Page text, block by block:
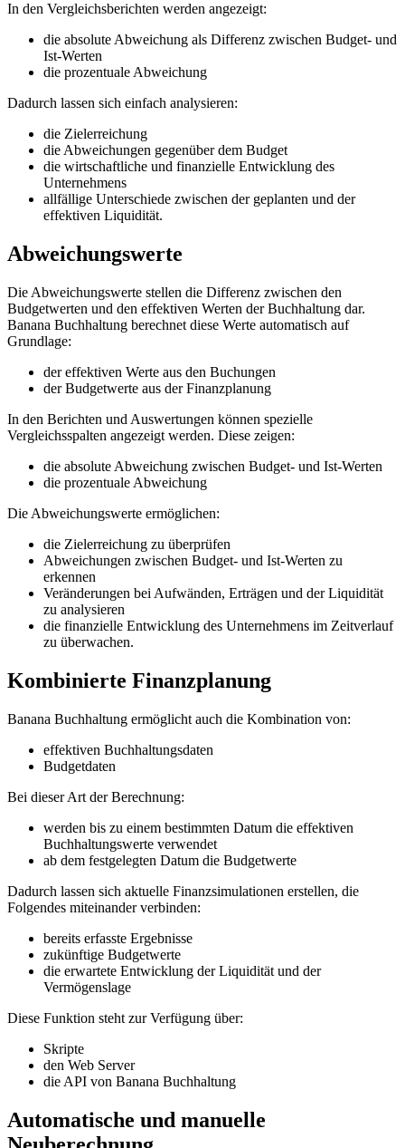
In den Vergleichsberichten werden angezeigt:
die absolute Abweichung als Differenz zwischen Budget- und
Ist-Werten
die prozentuale Abweichung
Dadurch lassen sich einfach analysieren:
die Zielerreichung
die Abweichungen gegenüber dem Budget
die wirtschaftliche und finanzielle Entwicklung des
Unternehmens
allfällige Unterschiede zwischen der geplanten und der
effektiven Liquidität.
Abweichungswerte
Die Abweichungswerte stellen die Differenz zwischen den
Budgetwerten und den effektiven Werten der Buchhaltung dar.
Banana Buchhaltung berechnet diese Werte automatisch auf
Grundlage:
der effektiven Werte aus den Buchungen
der Budgetwerte aus der Finanzplanung
In den Berichten und Auswertungen können spezielle
Vergleichsspalten angezeigt werden. Diese zeigen:
die absolute Abweichung zwischen Budget- und Ist-Werten
die prozentuale Abweichung
Die Abweichungswerte ermöglichen:
die Zielerreichung zu überprüfen
Abweichungen zwischen Budget- und Ist-Werten zu
erkennen
Veränderungen bei Aufwänden, Erträgen und der Liquidität
zu analysieren
die finanzielle Entwicklung des Unternehmens im Zeitverlauf
zu überwachen.
Kombinierte Finanzplanung
Banana Buchhaltung ermöglicht auch die Kombination von:
effektiven Buchhaltungsdaten
Budgetdaten
Bei dieser Art der Berechnung:
werden bis zu einem bestimmten Datum die effektiven
Buchhaltungswerte verwendet
ab dem festgelegten Datum die Budgetwerte
Dadurch lassen sich aktuelle Finanzsimulationen erstellen, die
Folgendes miteinander verbinden:
bereits erfasste Ergebnisse
zukünftige Budgetwerte
die erwartete Entwicklung der Liquidität und der
Vermögenslage
Diese Funktion steht zur Verfügung über:
Skripte
den Web Server
die API von Banana Buchhaltung
Automatische und manuelle